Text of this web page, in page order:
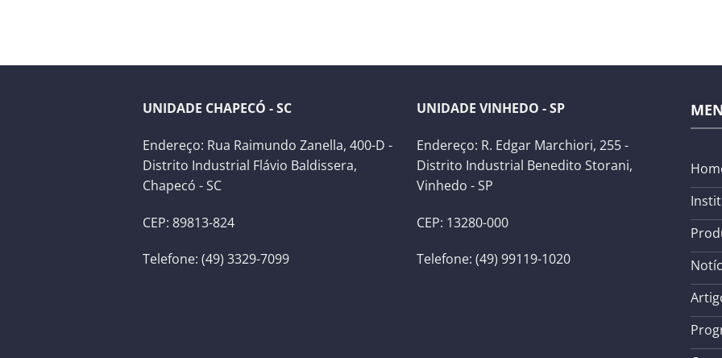
UNIDADE CHAPECÓ - SC
Endereço: Rua Raimundo Zanella, 400-D -
Distrito Industrial Flávio Baldissera,
Chapecó - SC
CEP: 89813-824
Telefone: (49) 3329-7099
UNIDADE VINHEDO - SP
Endereço: R. Edgar Marchiori, 255 -
Distrito Industrial Benedito Storani,
Vinhedo - SP
CEP: 13280-000
Telefone: (49) 99119-1020